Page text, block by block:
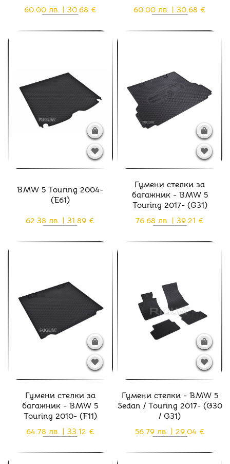
60.00 лв. | 30.68 €
60.00 лв. | 30.68 €
BMW 5 Touring 2004-
(E61)
62.38 лв. | 31.89 €
Гумени стелки за
багажник - BMW 5
Touring 2017- (G31)
76.68 лв. | 39.21 €
Гумени стелки за
багажник - BMW 5
Touring 2010- (F11)
64.78 лв. | 33.12 €
Гумени стелки - BMW 5
Sedan / Touring 2017- (G30
/ G31)
56.79 лв. | 29.04 €